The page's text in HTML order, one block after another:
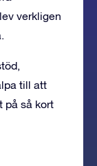
verkligen
till att
på så kort